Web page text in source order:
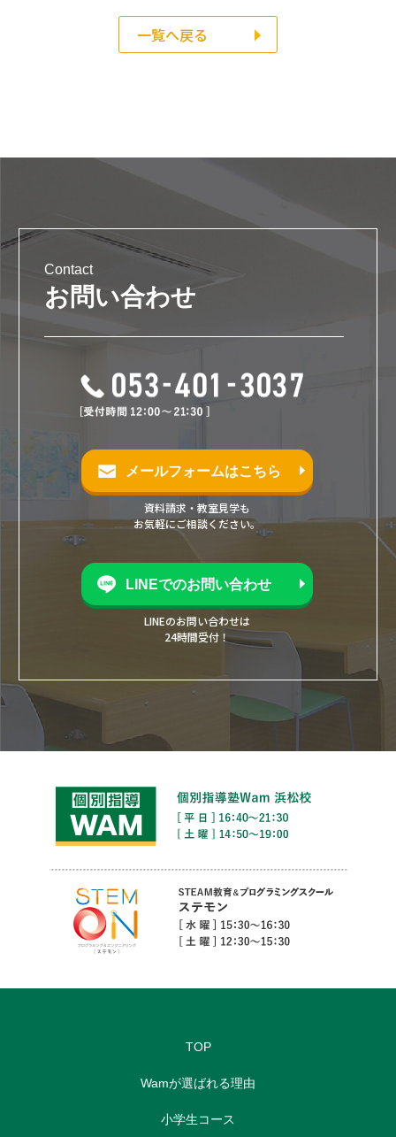
一覧へ戻る
Contact
お問い合わせ
メールフォームはこちら
資料請求・教室見学も
お気軽にご相談ください。
LINEでのお問い合わせ
LINEのお問い合わせは
24時間受付！
TOP
Wamが選ばれる理由
小学生コース